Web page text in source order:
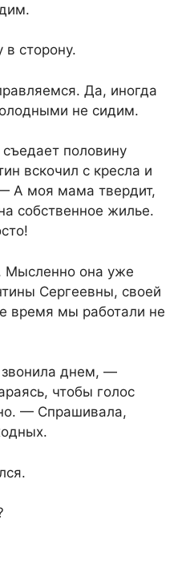
в сторону.
Да, иногда
не сидим.
половину
вскочил с кресла и
А моя мама твердит,
собственное жилье.
Мысленно она уже
Сергеевны, своей
время мы работали не
днем, —
чтобы голос
— Спрашивала,